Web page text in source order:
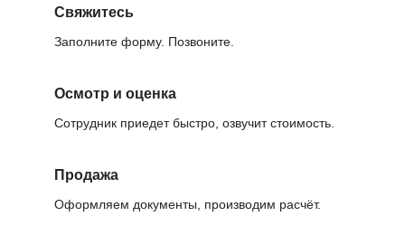
Свяжитесь
Заполните форму. Позвоните.
Осмотр и оценка
Сотрудник приедет быстро, озвучит стоимость.
Продажа
Оформляем документы, производим расчёт.